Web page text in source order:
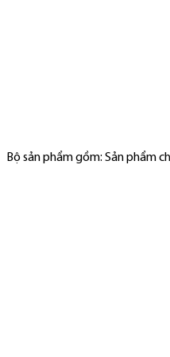
Bộ sản phẩm gồm: Sản phẩm